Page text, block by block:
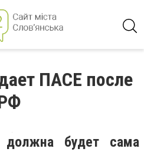
ПАСЕ после
будет сама